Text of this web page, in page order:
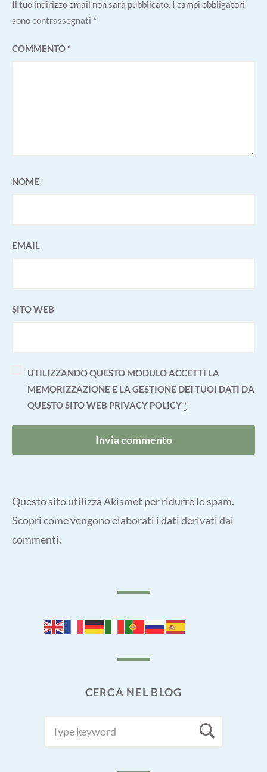
Il tuo indirizzo email non sarà pubblicato. I campi obbligatori
sono contrassegnati *
COMMENTO*
NOME
EMAIL
SITO WEB
UTILIZZANDO QUESTO MODULO ACCETTI LA
MEMORIZZAZIONE E LA GESTIONE DEI TUOI DATI DA
QUESTO SITO WEB PRIVACY POLICY*
Questo sito utilizza Akismet per ridurre lo spam.
Scopri come vengono elaborati i dati derivati dai
commenti.
CERCA NEL BLOG
FOR: